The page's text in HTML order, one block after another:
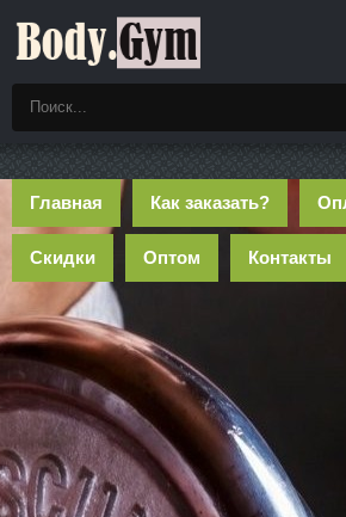
Главная Как заказать?
Скидки Оптом Контакты